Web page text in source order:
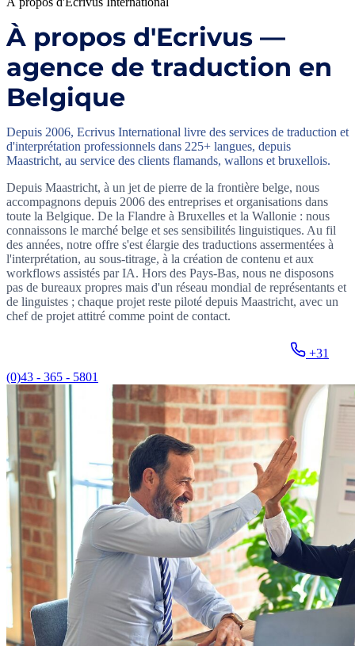
À propos d'Ecrivus —
agence de traduction en
Belgique
Depuis 2006, Ecrivus International livre des services de traduction et
d'interprétation professionnels dans 225+ langues, depuis
Maastricht, au service des clients flamands, wallons et bruxellois.
Depuis Maastricht, à un jet de pierre de la frontière belge, nous
accompagnons depuis 2006 des entreprises et organisations dans
toute la Belgique. De la Flandre à Bruxelles et la Wallonie : nous
connaissons le marché belge et ses sensibilités linguistiques. Au fil
des années, notre offre s'est élargie des traductions assermentées à
l'interprétation, au sous-titrage, à la création de contenu et aux
workflows assistés par IA. Hors des Pays-Bas, nous ne disposons
pas de bureaux propres mais d'un réseau mondial de représentants et
de linguistes ; chaque projet reste piloté depuis Maastricht, avec un
chef de projet attitré comme point de contact.
+31
(0)43 - 365 - 5801